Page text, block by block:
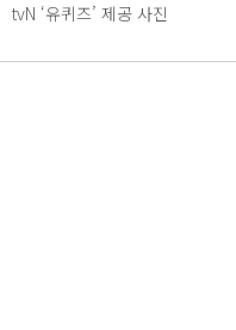
tvN ‘유퀴즈’ 제공 사진